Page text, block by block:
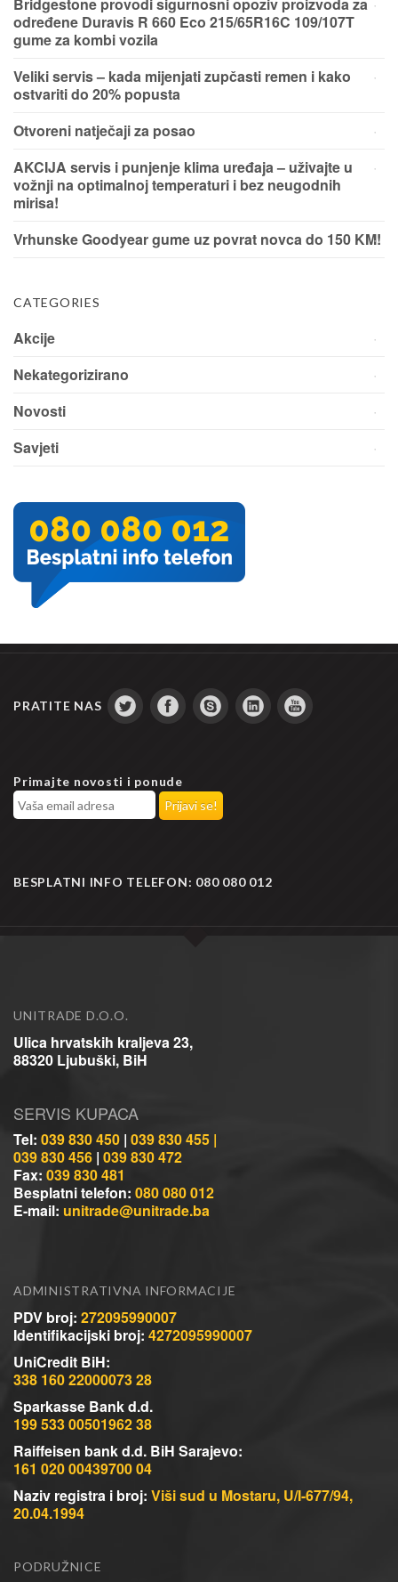
Bridgestone provodi sigurnosni opoziv proizvoda za
određene Duravis R 660 Eco 215/65R16C 109/107T
gume za kombi vozila
Veliki servis – kada mijenjati zupčasti remen i kako
ostvariti do 20% popusta
Otvoreni natječaji za posao
AKCIJA servis i punjenje klima uređaja – uživajte u
vožnji na optimalnoj temperaturi i bez neugodnih
mirisa!
Vrhunske Goodyear gume uz povrat novca do 150 KM!
CATEGORIES
Akcije
Nekategorizirano
Novosti
Savjeti
PRATITE NAS
Primajte novosti i ponude
BESPLATNI INFO TELEFON: 080 080 012
UNITRADE D.O.O.
Ulica hrvatskih kraljeva 23,
88320 Ljubuški, BiH
SERVIS KUPACA
Tel: 039 830 450 | 039 830 455 |
039 830 456 | 039 830 472
Fax: 039 830 481
Besplatni telefon: 080 080 012
E-mail: unitrade@unitrade.ba
ADMINISTRATIVNA INFORMACIJE
PDV broj: 272095990007
Identifikacijski broj: 4272095990007
UniCredit BiH:
338 160 22000073 28
Sparkasse Bank d.d.
199 533 00501962 38
Raiffeisen bank d.d. BiH Sarajevo:
161 020 00439700 04
Naziv registra i broj: Viši sud u Mostaru, U/I-677/94,
20.04.1994
PODRUŽNICE